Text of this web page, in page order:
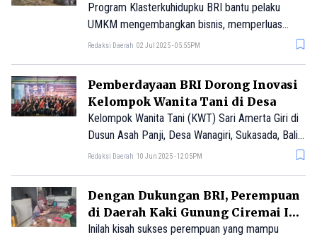
Program Klasterkuhidupku BRI bantu pelaku
UMKM mengembangkan bisnis, memperluas
usaha, dan meningkatkan kesejahteraan anggota
Redaksi Daerah 02 Jul 2025 - 05:55PM
Pemberdayaan BRI Dorong Inovasi
Kelompok Wanita Tani di Desa
Kelompok Wanita Tani (KWT) Sari Amerta Giri di
Dusun Asah Panji, Desa Wanagiri, Sukasada, Bali
sukses terus berinovasi kembangkan potensi
Redaksi Daerah 10 Jun 2025 - 12:05PM
Dengan Dukungan BRI, Perempuan
di Daerah Kaki Gunung Ciremai Ini
Sukses Bangun Kelompok Wanita
Inilah kisah sukses perempuan yang mampu